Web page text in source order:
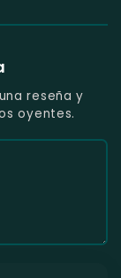
reseña y
oyentes.